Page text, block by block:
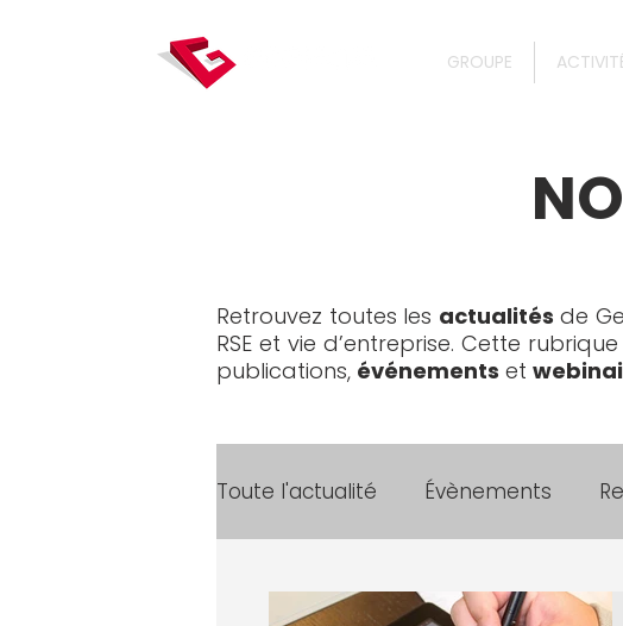
GROUPE
Retrouvez toutes les actualités de
RSE et vie d’entreprise. Cette
publications, événements et
Toute l'actualité Évènements